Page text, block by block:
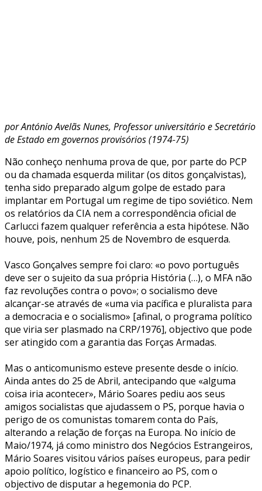
por António Avelãs Nunes, Professor universitário e Secretário
de Estado em governos provisórios (1974-75)
Não conheço nenhuma prova de que, por parte do PCP
ou da chamada esquerda militar (os ditos gonçalvistas),
tenha sido preparado algum golpe de estado para
implantar em Portugal um regime de tipo soviético. Nem
os relatórios da CIA nem a correspondência oficial de
Carlucci fazem qualquer referência a esta hipótese. Não
houve, pois, nenhum 25 de Novembro de esquerda.
Vasco Gonçalves sempre foi claro: «o povo português
deve ser o sujeito da sua própria História (…), o MFA não
faz revoluções contra o povo»; o socialismo deve
alcançar-se através de «uma via pacífica e pluralista para
a democracia e o socialismo» [afinal, o programa político
que viria ser plasmado na CRP/1976], objectivo que pode
ser atingido com a garantia das Forças Armadas.
Mas o anticomunismo esteve presente desde o início.
Ainda antes do 25 de Abril, antecipando que «alguma
coisa iria acontecer», Mário Soares pediu aos seus
amigos socialistas que ajudassem o PS, porque havia o
perigo de os comunistas tomarem conta do País,
alterando a relação de forças na Europa. No início de
Maio/1974, já como ministro dos Negócios Estrangeiros,
Mário Soares visitou vários países europeus, para pedir
apoio político, logístico e financeiro ao PS, com o
objectivo de disputar a hegemonia do PCP.